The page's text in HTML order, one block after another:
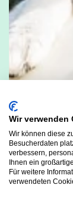
Wir verwenden
Wir können diese
Besucherdaten
verbessern,
Ihnen ein
Für weitere
verwendeten